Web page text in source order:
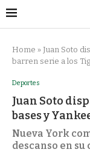
Home » Juan Soto
barren serie a los
Deportes
Juan Soto
bases y
Nueva York
descanso en